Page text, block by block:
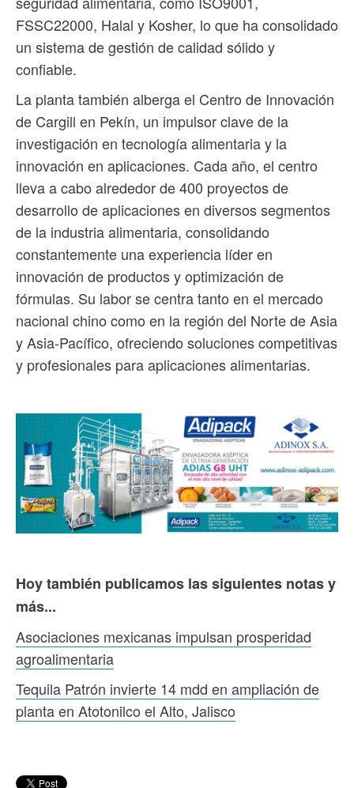
FSSC22000, Halal y Kosher, lo que ha consolidado
un sistema de gestión de calidad sólido y
confiable.
La planta también alberga el Centro de Innovación
de Cargill en Pekín, un impulsor clave de la
investigación en tecnología alimentaria y la
innovación en aplicaciones. Cada año, el centro
lleva a cabo alrededor de 400 proyectos de
desarrollo de aplicaciones en diversos segmentos
de la industria alimentaria, consolidando
constantemente una experiencia líder en
innovación de productos y optimización de
fórmulas. Su labor se centra tanto en el mercado
nacional chino como en la región del Norte de Asia
y Asia-Pacífico, ofreciendo soluciones competitivas
y profesionales para aplicaciones alimentarias.
Hoy también publicamos las siguientes notas y
más...
Asociaciones mexicanas impulsan prosperidad
agroalimentaria
Tequila Patrón invierte 14 mdd en ampliación de
planta en Atotonilco el Alto, Jalisco